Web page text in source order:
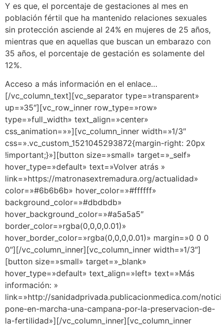
Y es que, el porcentaje de gestaciones al mes en
población fértil que ha mantenido relaciones sexuales
sin protección asciende al 24% en mujeres de 25 años,
mientras que en aquellas que buscan un embarazo con
35 años, el porcentaje de gestación es solamente del
12%.
Acceso a más información en el enlace…
[/vc_column_text][vc_separator type=»transparent»
up=»35″][vc_row_inner row_type=»row»
type=»full_width» text_align=»center»
css_animation=»»][vc_column_inner width=»1/3″
css=».vc_custom_1521045293872{margin-right: 20px
!important;}»][button size=»small» target=»_self»
hover_type=»default» text=»Volver atrás »
link=»https://matronasextremadura.org/actualidad»
color=»#6b6b6b» hover_color=»#ffffff»
background_color=»#dbdbdb»
hover_background_color=»#a5a5a5″
border_color=»rgba(0,0,0,0.01)»
hover_border_color=»rgba(0,0,0,0.01)» margin=»0 0 0
0″][/vc_column_inner][vc_column_inner width=»1/3″]
[button size=»small» target=»_blank»
hover_type=»default» text_align=»left» text=»Más
información: »
link=»http://sanidadprivada.publicacionmedica.com/
pone-en-marcha-una-campana-por-la-preservacion-de-
la-fertilidad»][/vc_column_inner][vc_column_inner